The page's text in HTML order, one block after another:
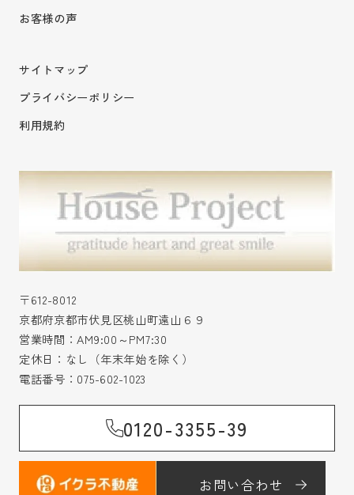
お客様の声
サイトマップ
プライバシーポリシー
利用規約
〒612-8012
京都府京都市伏見区桃山町遠山６９
営業時間：AM9:00～PM7:30
定休日：なし（年末年始を除く）
電話番号： 075-602-1023
0120-3355-39
お問い合わせ